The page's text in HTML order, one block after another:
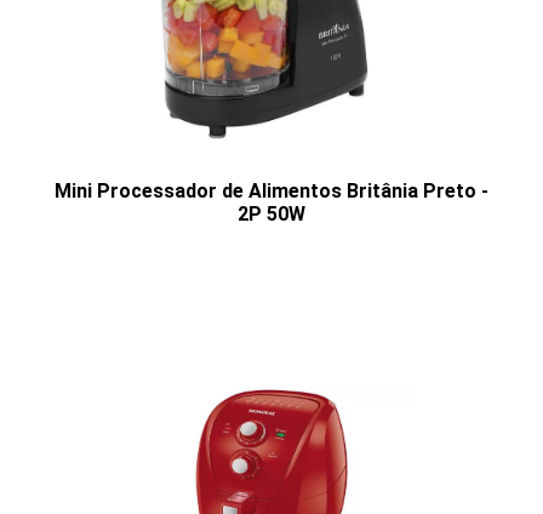
Mini Processador de Alimentos Britânia Preto -
2P 50W